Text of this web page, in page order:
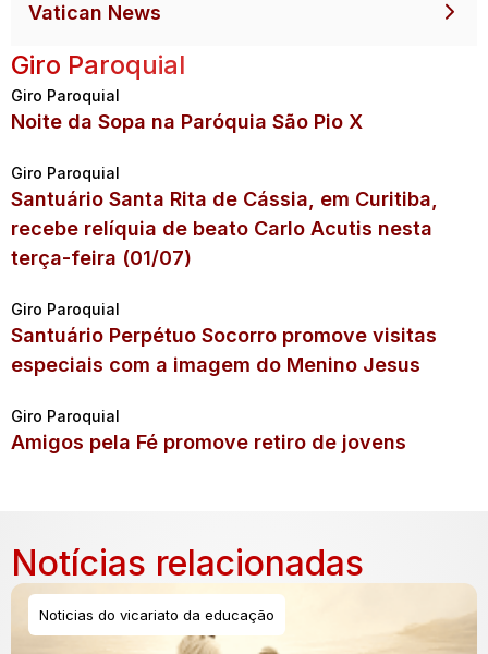
Vatican News
Giro Paroquial
Giro Paroquial
Noite da Sopa na Paróquia São Pio X
Giro Paroquial
Santuário Santa Rita de Cássia, em Curitiba,
recebe relíquia de beato Carlo Acutis nesta
terça-feira (01/07)
Giro Paroquial
Santuário Perpétuo Socorro promove visitas
especiais com a imagem do Menino Jesus
Giro Paroquial
Amigos pela Fé promove retiro de jovens
Notícias relacionadas
Noticias do vicariato da educação